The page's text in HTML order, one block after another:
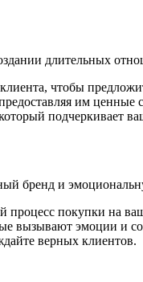
длительных
чтобы
им
подчеркивает
бренд и
процесс покупки на
вызывают эмоции и
верных клиентов.